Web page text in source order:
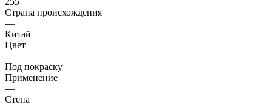
Страна происхождения
—
Китай
Цвет
—
Под покраску
Применение
—
Стена